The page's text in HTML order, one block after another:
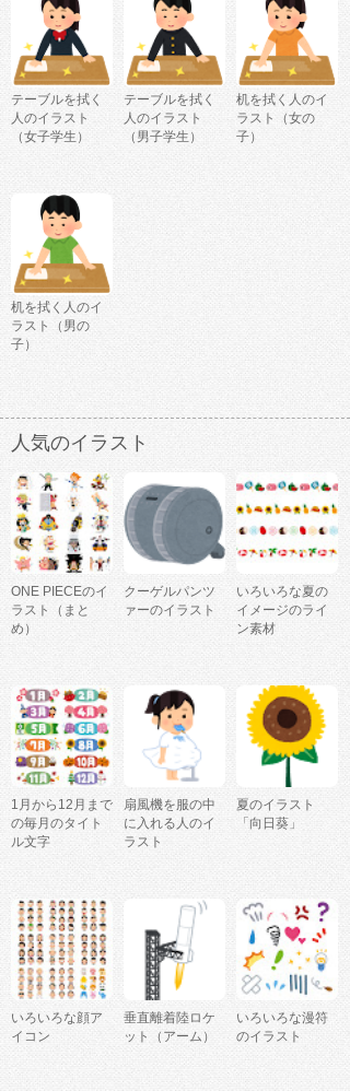
テーブルを拭く
人のイラスト
（女子学生）
テーブルを拭く
人のイラスト
（男子学生）
机を拭く人のイ
ラスト（女の
子）
机を拭く人のイ
ラスト（男の
子）
人気のイラスト
ONE PIECEのイ
ラスト（まと
め）
クーゲルパンツ
ァーのイラスト
いろいろな夏の
イメージのライ
ン素材
1月から12月まで
の毎月のタイト
ル文字
扇風機を服の中
に入れる人のイ
ラスト
夏のイラスト
「向日葵」
いろいろな顔ア
イコン
垂直離着陸ロケ
ット（アーム）
いろいろな漫符
のイラスト